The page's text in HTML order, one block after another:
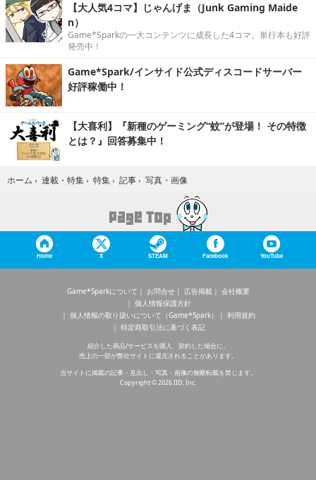
【大人気4コマ】じゃんげま（Junk Gaming Maide
n）
Game*Sparkの一大コンテンツに成長した4コマ。単行本も好評
発売中！
Game*Spark/インサイド公式ディスコードサーバー
好評稼働中！
【大喜利】『新種のゲーミング“蚊”が登場！ その特徴
とは？』回答募集中！
ホーム › 連載・特集 › 特集 › 記事 › 写真・画像
Home X STEAM Facebook YouTube
Game*Sparkについて お問合せ 広告掲載
会社概要
個人情報保護方針
個人情報の取り扱いについて（Game*Spark）
利用規約
特定商取引法に基づく表記
紹介した商品/サービスを購入、契約した場合に、
売上の一部が弊社サイトに還元されることがあります。
当サイトに掲載の記事・見出し・写真・画像の無断転載を禁じます。
Copyright © 2026 IID, Inc.